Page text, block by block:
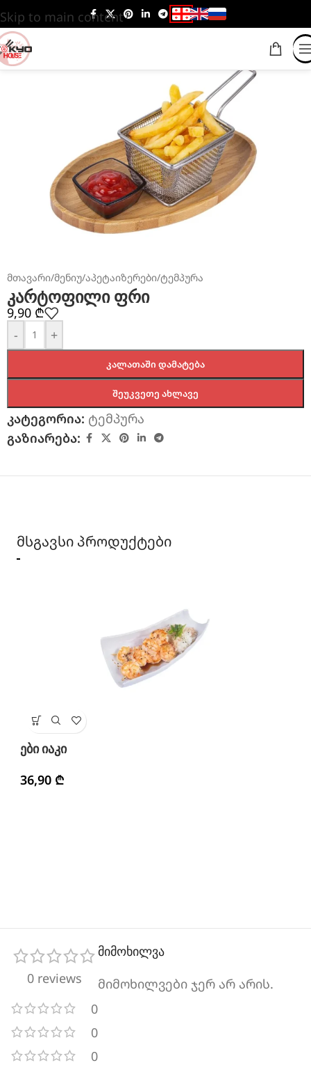
Skip to main content
მთავარი/მენიუ/აპეტაიზერები/ტემპურა
კარტოფილი ფრი
9,90 ₾
-
+
ᲙᲐᲚᲐᲗᲐᲨᲘ ᲓᲐᲛᲐᲢᲔᲑᲐ
ᲨᲔᲣᲙᲕᲔᲗᲔ ᲐᲮᲚᲐᲕᲔ
კატეგორია: ტემპურა
გაზიარება:
მსგავსი პროდუქტები
ები იაკი
36,90 ₾
0 reviews
0
0
0
მიმოხილვა
მიმოხილვები ჯერ არ არის.